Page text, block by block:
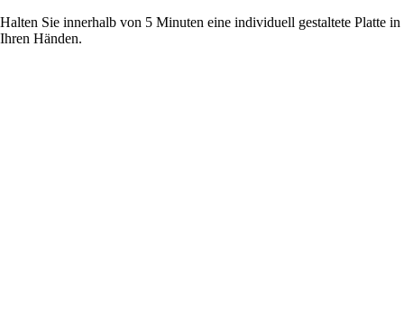
Halten Sie innerhalb von 5 Minuten eine individuell gestaltete Platte in
Ihren Händen.